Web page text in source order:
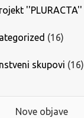
''PLURACTA''
(16)
skupovi (16)
Nove objave